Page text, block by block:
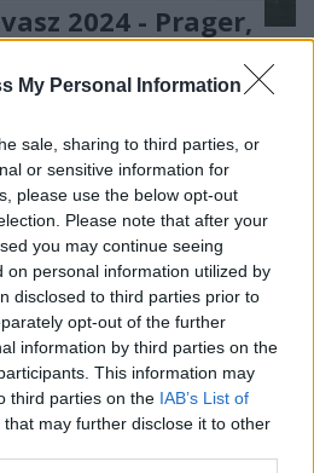
My Personal Information
sale, sharing to third parties, or
or sensitive information for
please use the below opt-out
Please note that after your
you may continue seeing
on personal information utilized by
disclosed to third parties prior to
opt-out of the further
information by third parties on the
This information may
third parties on the IAB’s List of
that may further disclose it to other
2024 - Prager,
Nikolaihof
Weinfrühling, azaz a
héten megkezdett
többi pincészettel.